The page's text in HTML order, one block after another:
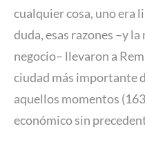
cualquier cosa, uno era
duda, esas razones –y
negocio– llevaron a
ciudad más importante
aquellos momentos
económico sin